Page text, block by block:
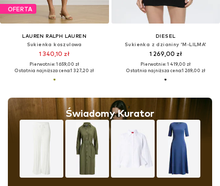
OFERTA
LAUREN RALPH LAUREN
Sukienka koszulowa
1 340,10 zł
Pierwotnie: 1 659,00 zł
Ostatnia najniższa cena:1 327,20 zł
Świadomy Kurator
DIESEL
Sukienka z dzianiny 'M-LILMA'
1 269,00 zł
Pierwotnie: 1 419,00 zł
Ostatnia najniższa cena:1 269,00 zł